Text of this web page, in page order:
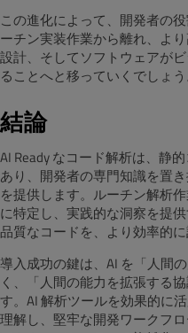
この進化によって、開発者の
ーチン実装作業から離れ、よ
設計、そしてソフトウェアが
ることへと移っていくでしょう
結論
AI Ready なコード解析は、静
あり、開発者の専門知識を置
を提供します。ルーチン解析
に特定し、実践的な洞察を提
品質なコードを、より効率的
導入成功の鍵は、AI を「人間
く、「人間の能力を拡張する
す。AI 解析ツールを効果的に
理解し、堅牢な開発ワークフ